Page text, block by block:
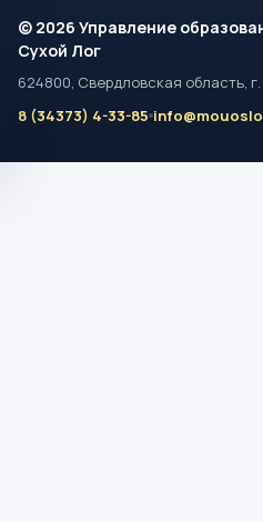
© 2026 Управление
Сухой Лог
624800, Свердловская область,
8 (34373) 4-33-85